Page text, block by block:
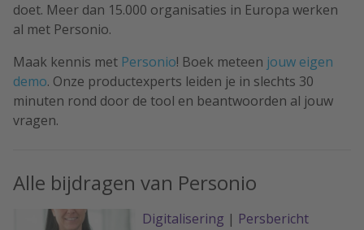
doet. Meer dan 15.000 organisaties in Europa werken
al met Personio.
Maak kennis met Personio! Boek meteen jouw eigen
demo. Onze productexperts leiden je in slechts 30
minuten rond door de tool en beantwoorden al jouw
vragen.
Alle bijdragen van Personio
Digitalisering | Persbericht